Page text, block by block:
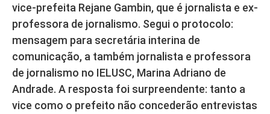
vice-prefeita Rejane Gambin, que é jornalista e ex-
professora de jornalismo. Segui o protocolo:
mensagem para secretária interina de
comunicação, a também jornalista e professora
de jornalismo no IELUSC, Marina Adriano de
Andrade. A resposta foi surpreendente: tanto a
vice como o prefeito não concederão entrevistas